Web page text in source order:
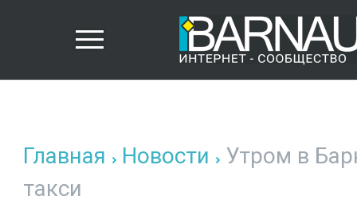
Главная Новости Утром в
такси